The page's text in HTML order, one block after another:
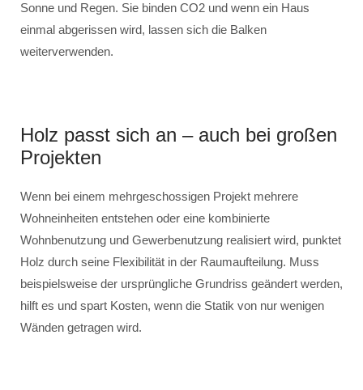
Sonne und Regen. Sie binden CO2 und wenn ein Haus
einmal abgerissen wird, lassen sich die Balken
weiterverwenden.
Holz passt sich an – auch bei großen
Projekten
Wenn bei einem mehrgeschossigen Projekt mehrere
Wohneinheiten entstehen oder eine kombinierte
Wohnbenutzung und Gewerbenutzung realisiert wird, punktet
Holz durch seine Flexibilität in der Raumaufteilung. Muss
beispielsweise der ursprüngliche Grundriss geändert werden,
hilft es und spart Kosten, wenn die Statik von nur wenigen
Wänden getragen wird.